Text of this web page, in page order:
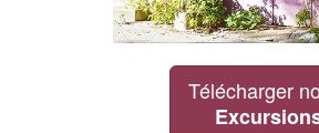
Télécharger